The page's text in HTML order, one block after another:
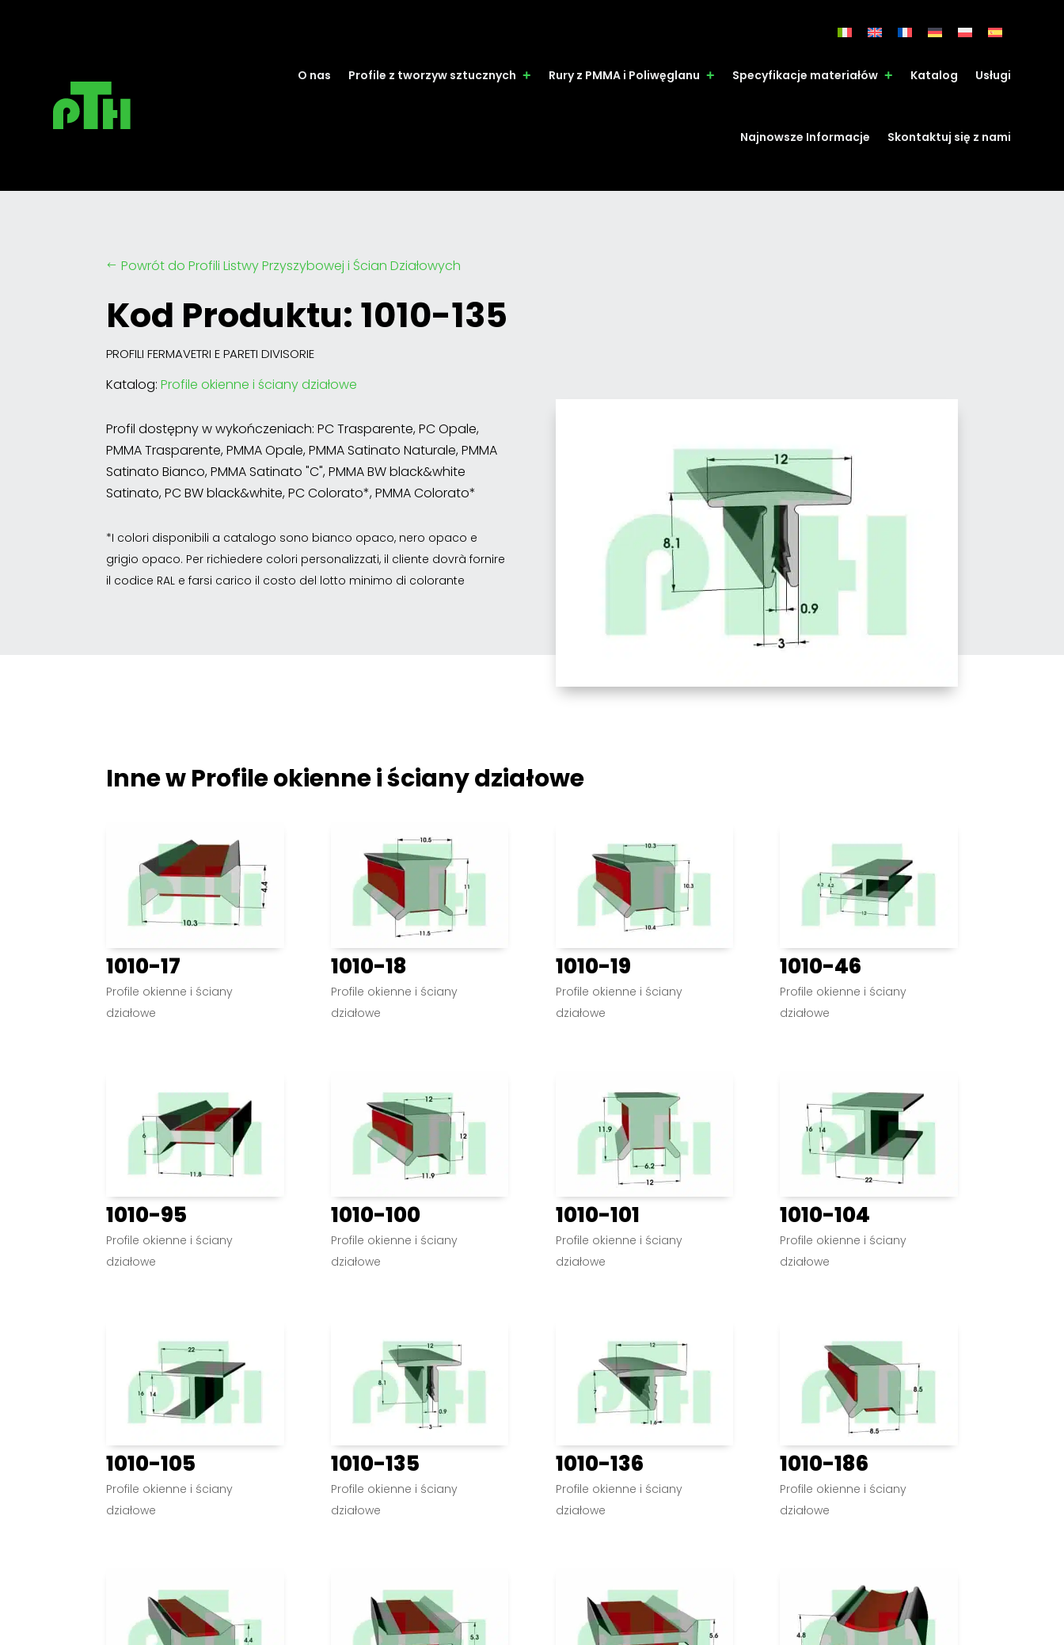
O nas Profile z tworzyw sztucznych Rury z PMMA i Poliwęglanu Specyfikacje materiałów Katalog Usługi
Najnowsze Informacje Skontaktuj się z nami
# Powrót do Profili Listwy Przyszybowej i Ścian Działowych
Kod Produktu: 1010-135
PROFILI FERMAVETRI E PARETI DIVISORIE
Katalog:Profile okienne i ściany działowe
Profil dostępny w wykończeniach: PC Trasparente, PC Opale,
PMMA Trasparente, PMMA Opale, PMMA Satinato Naturale, PMMA
Satinato Bianco, PMMA Satinato "C", PMMA BW black&white
Satinato, PC BW black&white, PC Colorato*, PMMA Colorato*
*I colori disponibili a catalogo sono bianco opaco, nero opaco e
grigio opaco. Per richiedere colori personalizzati, il cliente dovrà fornire
il codice RAL e farsi carico il costo del lotto minimo di colorante
Inne wProfile okienne i ściany działowe
1010-17
Profile okienne i ściany
działowe
1010-18
Profile okienne i ściany
działowe
1010-19
Profile okienne i ściany
działowe
1010-46
Profile okienne i ściany
działowe
1010-95
Profile okienne i ściany
działowe
1010-100
Profile okienne i ściany
działowe
1010-101
Profile okienne i ściany
działowe
1010-104
Profile okienne i ściany
działowe
1010-105
Profile okienne i ściany
działowe
1010-135
Profile okienne i ściany
działowe
1010-136
Profile okienne i ściany
działowe
1010-186
Profile okienne i ściany
działowe